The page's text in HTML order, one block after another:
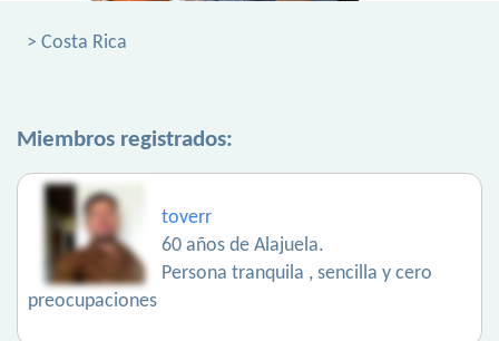
> Costa Rica
Miembros registrados:
toverr
60 años de Alajuela.
Persona tranquila , sencilla y cero
preocupaciones